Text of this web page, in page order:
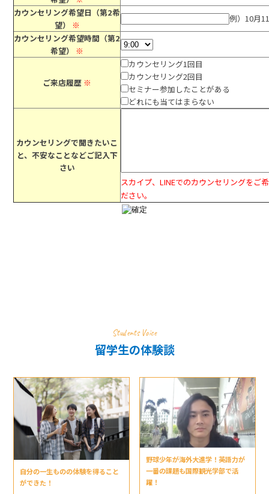
カウンセリング希望日（第2希
望） ※
例）10月
カウンセリング希望時間（第2
希望） ※
ご来店履歴 ※
カウンセリング1回目
カウンセリング2回目
セミナー参加したことがある
どれにも当てはまらない
カウンセリングで聞きたいこ
と、不安なことなどご記入下
さい
スカイプ、LINEでのカウンセリングをご
ださい。
Students Voice
留学生の体験談
自分の一生ものの体験を得ること
ができた！
野球少年が海外大進学！英語力が
一番の課題も国際観光学部で活
躍！